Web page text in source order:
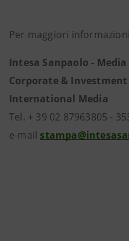
Per maggiori
Intesa Sanpaolo -
Corporate &
International Media
Tel. + 39 02 87963805 -
e-mail